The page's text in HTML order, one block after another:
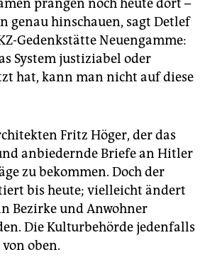
prangen noch heute dort –
genau hinschauen, sagt Detlef
Gedenkstätte Neuengamme:
System justiziabel oder
hat, kann man nicht auf diese
Fritz Höger, der das
anbiedernde Briefe an Hitler
zu bekommen. Doch der
bis heute; vielleicht ändert
Bezirke und Anwohner
Die Kulturbehörde jedenfalls
oben.